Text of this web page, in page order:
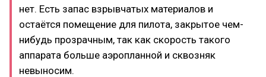
нет. Есть запас взрывчатых материалов и
остаётся помещение для пилота, закрытое чем-
нибудь прозрачным, так как скорость такого
аппарата больше аэропланной и сквозняк
невыносим.